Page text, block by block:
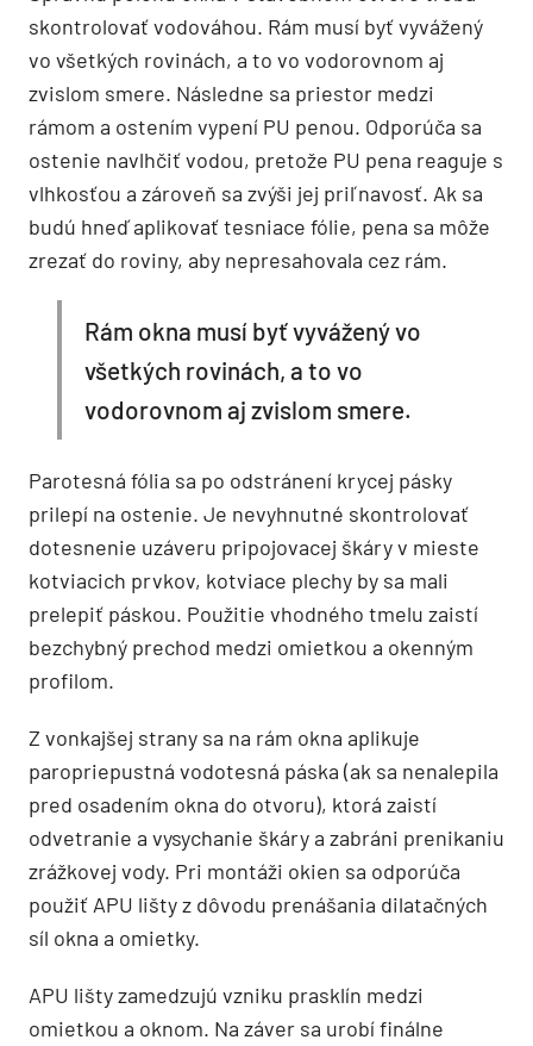
skontrolovať vodováhou. Rám musí byť vyvážený
vo všetkých rovinách, a to vo vodorovnom aj
zvislom smere. Následne sa priestor medzi
rámom a ostením vypení PU penou. Odporúča sa
ostenie navlhčiť vodou, pretože PU pena reaguje s
vlhkosťou a zároveň sa zvýši jej priľnavosť. Ak sa
budú hneď aplikovať tesniace fólie, pena sa môže
zrezať do roviny, aby nepresahovala cez rám.
Rám okna musí byť vyvážený vo
všetkých rovinách, a to vo
vodorovnom aj zvislom smere.
Parotesná fólia sa po odstránení krycej pásky
prilepí na ostenie. Je nevyhnutné skontrolovať
dotesnenie uzáveru pripojovacej škáry v mieste
kotviacich prvkov, kotviace plechy by sa mali
prelepiť páskou. Použitie vhodného tmelu zaistí
bezchybný prechod medzi omietkou a okenným
profilom.
Z vonkajšej strany sa na rám okna aplikuje
paropriepustná vodotesná páska (ak sa nenalepila
pred osadením okna do otvoru), ktorá zaistí
odvetranie a vysychanie škáry a zabráni prenikaniu
zrážkovej vody. Pri montáži okien sa odporúča
použiť APU lišty z dôvodu prenášania dilatačných
síl okna a omietky.
APU lišty zamedzujú vzniku prasklín medzi
omietkou a oknom. Na záver sa urobí finálne